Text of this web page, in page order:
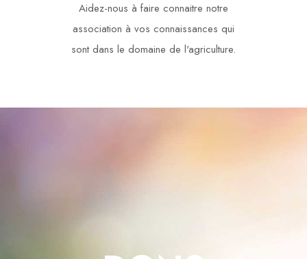
Aidez-nous à faire connaitre notre
association à vos connaissances qui
sont dans le domaine de l'agriculture.